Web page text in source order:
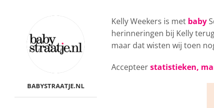
BABYSTRAATJE.NL
Kelly Weekers is met baby
herinneringen bij Kelly
maar dat wisten wij toen
Accepteerstatistieken,